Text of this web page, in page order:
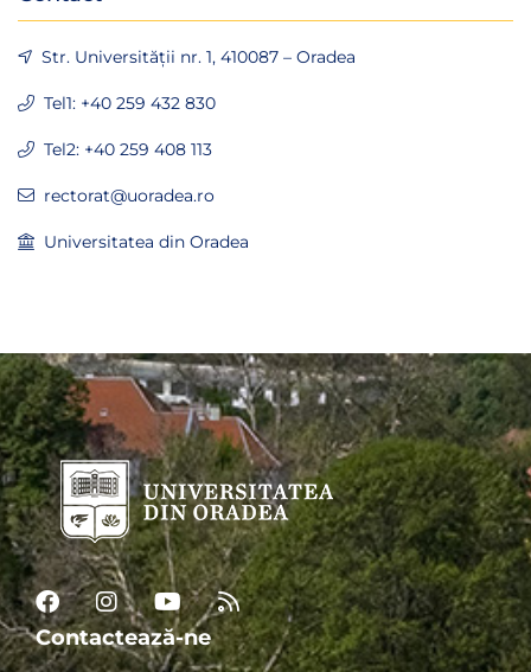
Str. Universității nr. 1, 410087 – Oradea
Tel1: +40 259 432 830
Tel2: +40 259 408 113
rectorat@uoradea.ro
Universitatea din Oradea
Contactează-ne